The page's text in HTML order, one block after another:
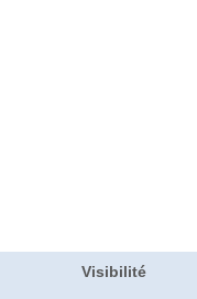
Visibilité